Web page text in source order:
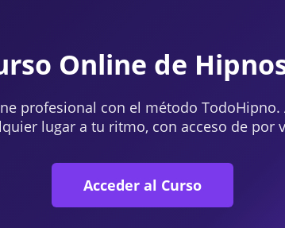
Online de
profesional con el método TodoHipno.
lugar a tu ritmo, con acceso de por
Acceder al Curso